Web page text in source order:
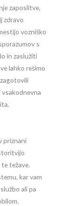
zaposlitve,
zdravo
vozniško
s
in zaslužiti
lahko rešimo
vsakodnevna
priznani
težave.
kar vam
ali pa